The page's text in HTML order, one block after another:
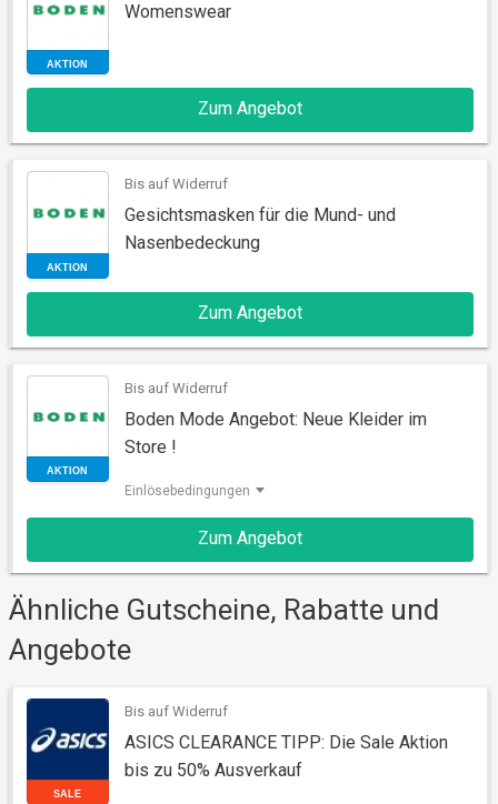
Womenswear
Zum Angebot
AKTION
Bis auf Widerruf
Gesichtsmasken für die Mund- und
Nasenbedeckung
Zum Angebot
AKTION
Bis auf Widerruf
Boden Mode Angebot: Neue Kleider im
Store !
Einlösebedingungen
Zum Angebot
Ähnliche Gutscheine, Rabatte und
Angebote
Bis auf Widerruf
ASICS CLEARANCE TIPP: Die Sale Aktion
bis zu 50% Ausverkauf